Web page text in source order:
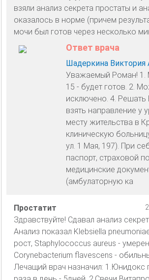
взяли анализ секрета простаты и
оказалось в норме (причем
мочи был готов через несколько
Ответ врача
Шадеркина Виктория
Уважаемый Роман! 1.
15 - будет готов. 2.
исключено. 4.
взять направление у
месту жительства в
клиническую
ул. 1 Мая, 197). При
паспорт, страховой
медицинские
(амбулаторную ка
Простатит
Здравствуйте! Сдавал анализ
Анализ показал Klebsiella
рост, Staphylococcus aureus -
Corynebacterium flavescens -
Лечащий врач назначил: 1.Юнидокс